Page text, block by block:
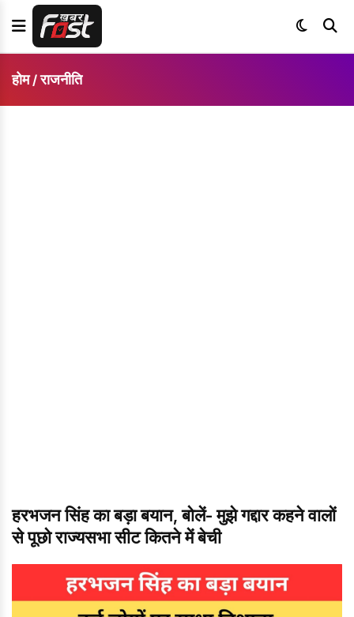
होम/ राजनीति
हरभजन सिंह का बड़ा बयान, बोलें- मुझे गद्दार कहने वालों
से पूछो राज्यसभा सीट कितने में बेची